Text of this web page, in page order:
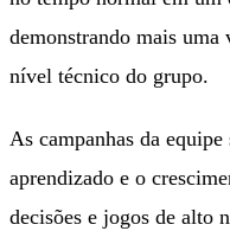
demonstrando mais
nível técnico do grupo.
As campanhas da
aprendizado e o
decisões e jogos de alto